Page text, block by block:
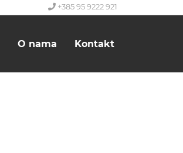
+385 95 9222 921
O nama Kontakt